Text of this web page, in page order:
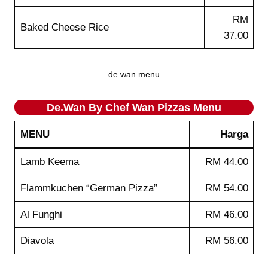
Baked Cheese Rice
RM
37.00
de wan menu
De.Wan By Chef Wan Pizzas Menu
MENU Harga
Lamb Keema RM 44.00
Flammkuchen “German Pizza” RM 54.00
Al Funghi RM 46.00
Diavola RM 56.00